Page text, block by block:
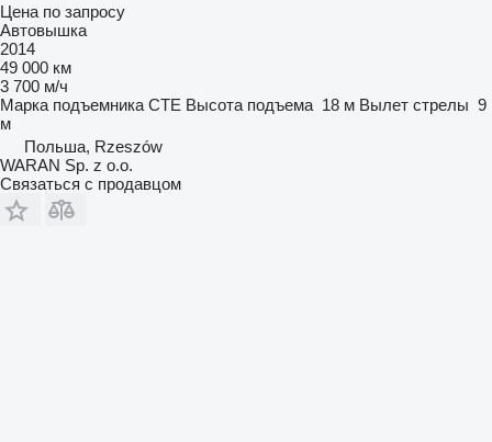
Цена по запросу
Автовышка
2014
49 000 км
3 700 м/ч
Марка подъемника CTE Высота подъема 18 м Вылет стрелы 9
м
Польша, Rzeszów
WARAN Sp. z o.o.
Связаться с продавцом